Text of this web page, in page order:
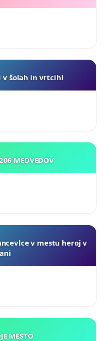
v šolah in vrtcih!
MEDVEDOV
v mestu heroj v
KAMNIK MOJE MESTO